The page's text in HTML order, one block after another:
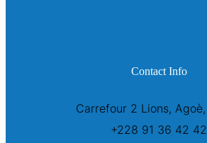
Contact Info
Carrefour 2 Lions, Agoè,
+228 91 36 42 42